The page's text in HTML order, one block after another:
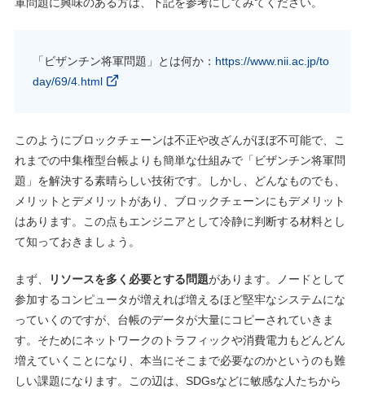
「ビザンチン将軍問題」とは何か： https://www.nii.ac.jp/to
day/69/4.html
このようにブロックチェーンは不正や改ざんがほぼ不可能で、こ
れまでの中集権型台帳よりも簡単な仕組みで「ビザンチン将軍問
題」を解決する素晴らしい技術です。しかし、どんなものでも、
メリットとデメリットがあり、ブロックチェーンにもデメリット
はあります。この点もエンジニアとして冷静に判断する材料とし
て知っておきましょう。
まず、 リソースを多く必要とする問題があります。ノードとして
参加するコンピュータが増えれば増えるほど堅牢なシステムにな
っていくのですが、台帳のデータが大量にコピーされていきま
す。そためにネットワークのトラフィックや消費電力もどんどん
増えていくことになり、本当にそこまで必要なのかというのも難
しい課題になります。この辺は、SDGsなどに敏感な人たちから